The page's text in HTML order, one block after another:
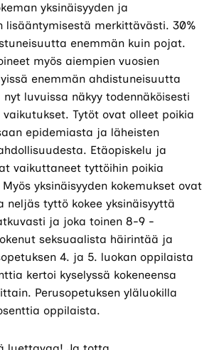
yksinäisyyden ja
lisääntymisestä merkittävästi. 30%
enemmän kuin pojat.
myös aiempien vuosien
enemmän ahdistuneisuutta
luvuissa näkyy todennäköisesti
vaikutukset. Tytöt ovat olleet poikia
epidemiasta ja läheisten
Etäopiskelu ja
vaikuttaneet tyttöihin poikia
yksinäisyyden kokemukset ovat
neljäs tyttö kokee yksinäisyyttä
ja joka toinen 8-9 -
seksuaalista häirintää ja
4. ja 5. luokan oppilaista
kertoi kyselyssä kokeneensa
Perusopetuksen yläluokilla
oppilaista.